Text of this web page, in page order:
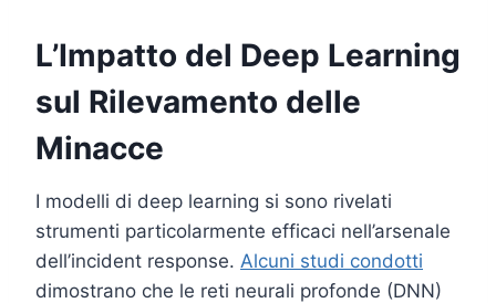
L’Impatto del Deep Learning
sul Rilevamento delle
Minacce
I modelli di deep learning si sono rivelati
strumenti particolarmente efficaci nell’arsenale
dell’incident response. Alcuni studi condotti
dimostrano che le reti neurali profonde (DNN)